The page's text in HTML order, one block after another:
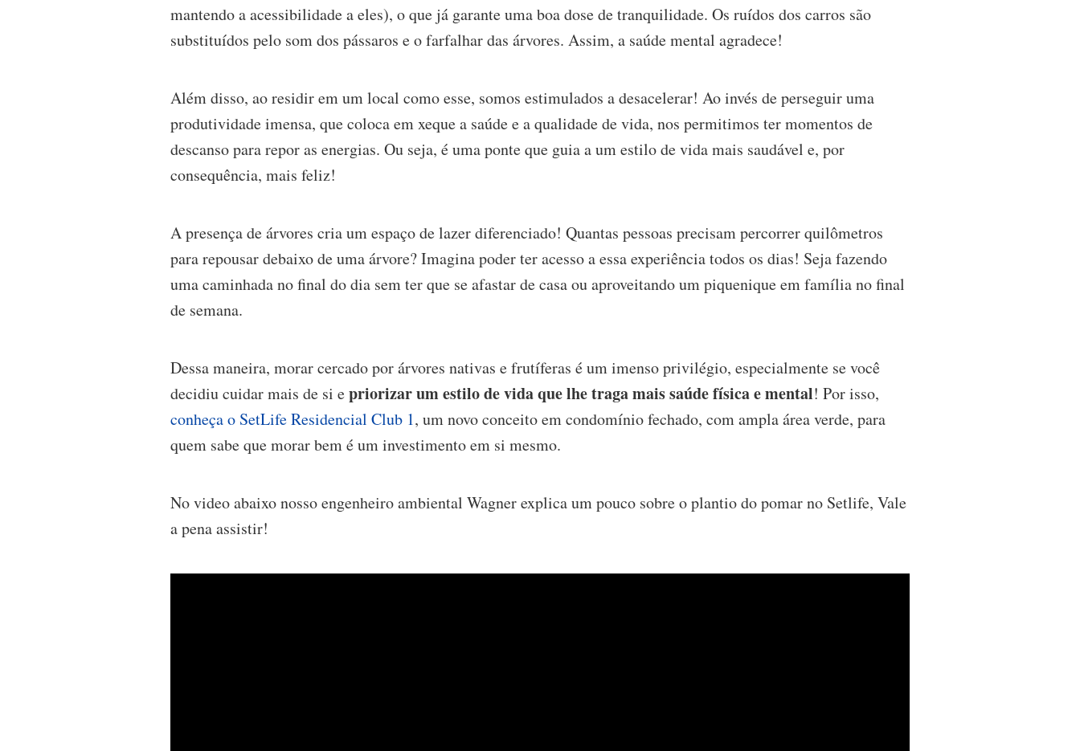
mantendo a acessibilidade a eles), o que já garante uma boa dose de tranquilidade. Os ruídos dos carros são
substituídos pelo som dos pássaros e o farfalhar das árvores. Assim, a saúde mental agradece!
Além disso, ao residir em um local como esse, somos estimulados a desacelerar! Ao invés de perseguir uma
produtividade imensa, que coloca em xeque a saúde e a qualidade de vida, nos permitimos ter momentos de
descanso para repor as energias. Ou seja, é uma ponte que guia a um estilo de vida mais saudável e, por
consequência, mais feliz!
A presença de árvores cria um espaço de lazer diferenciado! Quantas pessoas precisam percorrer quilômetros
para repousar debaixo de uma árvore? Imagina poder ter acesso a essa experiência todos os dias! Seja fazendo
uma caminhada no final do dia sem ter que se afastar de casa ou aproveitando um piquenique em família no final
de semana.
Dessa maneira, morar cercado por árvores nativas e frutíferas é um imenso privilégio, especialmente se você
decidiu cuidar mais de si epriorizar um estilo de vida que lhe traga mais saúde física e mental! Por isso,
conheça o SetLife Residencial Club 1, um novo conceito em condomínio fechado, com ampla área verde, para
quem sabe que morar bem é um investimento em si mesmo.
No video abaixo nosso engenheiro ambiental Wagner explica um pouco sobre o plantio do pomar no Setlife, Vale
a pena assistir!